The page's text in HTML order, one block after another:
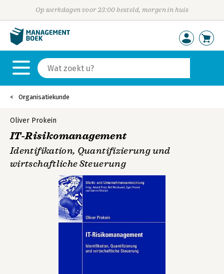
Op werkdagen voor 23:00 besteld, morgen in huis
Organisatiekunde
Oliver Prokein
IT-Risikomanagement
Identifikation, Quantifizierung und
wirtschaftliche Steuerung